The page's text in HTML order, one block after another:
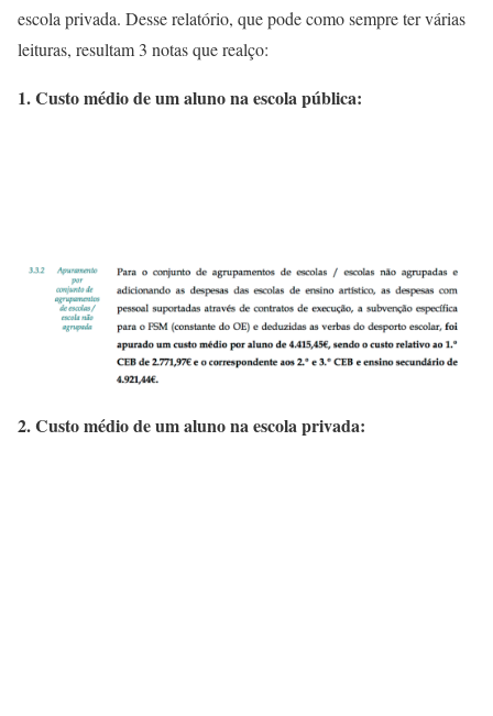
escola privada. Desse relatório, que pode como sempre ter várias
leituras, resultam 3 notas que realço:
1. Custo médio de um aluno na escola pública:
2. Custo médio de um aluno na escola privada: